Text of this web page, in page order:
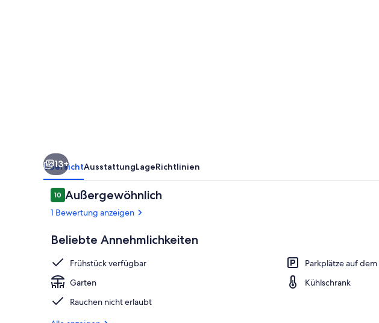
dem
Ferienhof
13+
ÜbersichtAusstattungLageRichtlinien
Bewertungen
1010 von 10.
Außergewöhnlich
1 Bewertung anzeigen
Beliebte Annehmlichkeiten
Frühstück verfügbar
Parkplätze auf
Garten
Kühlschrank
Rauchen nicht erlaubt